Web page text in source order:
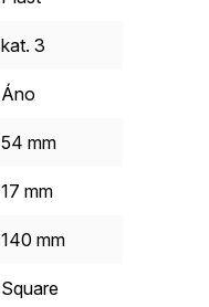
kat. 3
Áno
54 mm
17 mm
140 mm
Square